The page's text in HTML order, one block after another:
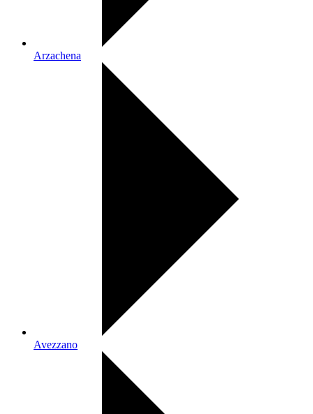
Arzachena
Avezzano